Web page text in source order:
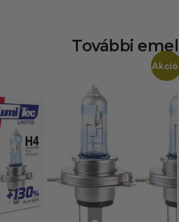
További